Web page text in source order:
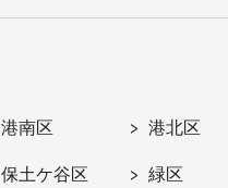
港南区 港北区
保土ケ谷区 緑区